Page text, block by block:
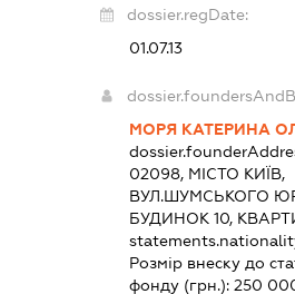
dossier.regDate:
01.07.13
МОРЯ КАТЕРИНА
02098, МІСТО КИЇВ,
ВУЛ.ШУМСЬКОГО
БУДИНОК 10,
Розмір внеску до
фонду (грн.): 250